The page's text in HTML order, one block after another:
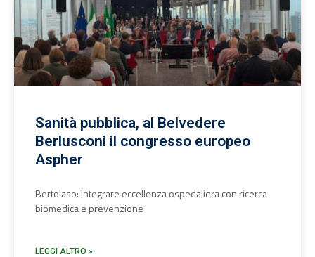
Sanità pubblica, al Belvedere
Berlusconi il congresso europeo
Aspher
Bertolaso: integrare eccellenza ospedaliera con ricerca
biomedica e prevenzione
LEGGI ALTRO »